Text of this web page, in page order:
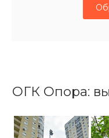
ОГК Опора: